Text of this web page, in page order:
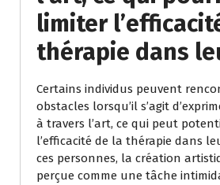
limiter
thérapie dans
Certains individus peuvent
obstacles lorsqu’il s’agit
à travers l’art, ce qui peut
l’efficacité de la thérapie dans
ces personnes, la création
perçue comme une tâche